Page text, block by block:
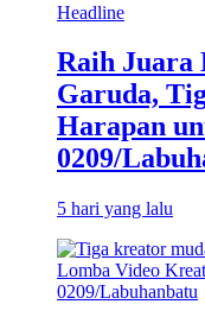
Headline
Raih Juara
Garuda,
Harapan
0209/
5 hari yang lalu